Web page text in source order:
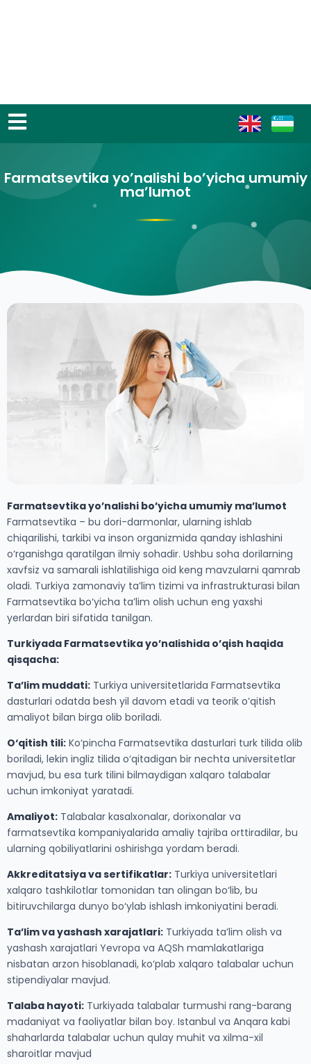
Farmatsevtika yo’nalishi bo’yicha umumiy
ma’lumot
Farmatsevtika yo’nalishi bo’yicha umumiy ma’lumot
Farmatsevtika – bu dori-darmonlar, ularning ishlab
chiqarilishi, tarkibi va inson organizmida qanday ishlashini
o‘rganishga qaratilgan ilmiy sohadir. Ushbu soha dorilarning
xavfsiz va samarali ishlatilishiga oid keng mavzularni qamrab
oladi. Turkiya zamonaviy ta’lim tizimi va infrastrukturasi bilan
Farmatsevtika bo‘yicha ta’lim olish uchun eng yaxshi
yerlardan biri sifatida tanilgan.
Turkiyada Farmatsevtika yo’nalishida o’qish haqida
qisqacha:
Ta’lim muddati: Turkiya universitetlarida Farmatsevtika
dasturlari odatda besh yil davom etadi va teorik o’qitish
amaliyot bilan birga olib boriladi.
O‘qitish tili: Ko‘pincha Farmatsevtika dasturlari turk tilida olib
boriladi, lekin ingliz tilida o‘qitadigan bir nechta universitetlar
mavjud, bu esa turk tilini bilmaydigan xalqaro talabalar
uchun imkoniyat yaratadi.
Amaliyot: Talabalar kasalxonalar, dorixonalar va
farmatsevtika kompaniyalarida amaliy tajriba orttiradilar, bu
ularning qobiliyatlarini oshirishga yordam beradi.
Akkreditatsiya va sertifikatlar: Turkiya universitetlari
xalqaro tashkilotlar tomonidan tan olingan bo‘lib, bu
bitiruvchilarga dunyo bo‘ylab ishlash imkoniyatini beradi.
Ta’lim va yashash xarajatlari: Turkiyada ta’lim olish va
yashash xarajatlari Yevropa va AQSh mamlakatlariga
nisbatan arzon hisoblanadi, ko‘plab xalqaro talabalar uchun
stipendiyalar mavjud.
Talaba hayoti: Turkiyada talabalar turmushi rang-barang
madaniyat va faoliyatlar bilan boy. Istanbul va Anqara kabi
shaharlarda talabalar uchun qulay muhit va xilma-xil
sharoitlar mavjud